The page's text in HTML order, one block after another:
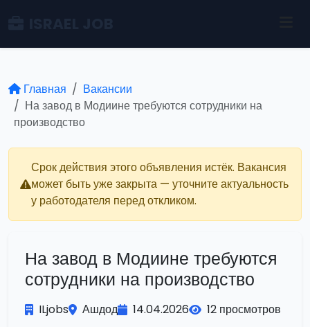
Главная
Вакансии
На завод в Модиине требуются сотрудники на
производство
Срок действия этого объявления истёк. Вакансия
может быть уже закрыта — уточните актуальность
у работодателя перед откликом.
На завод в Модиине требуются
сотрудники на производство
ILjobs Ашдод 14.04.2026 12 просмотров